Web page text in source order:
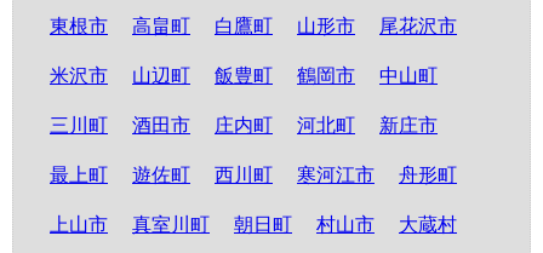
東根市
高畠町 白鷹町 山形市 尾花沢市
米沢市 山辺町 飯豊町 鶴岡市 中山町
三川町 酒田市 庄内町 河北町 新庄市
最上町 遊佐町 西川町 寒河江市 舟形町
上山市 真室川町 朝日町 村山市 大蔵村